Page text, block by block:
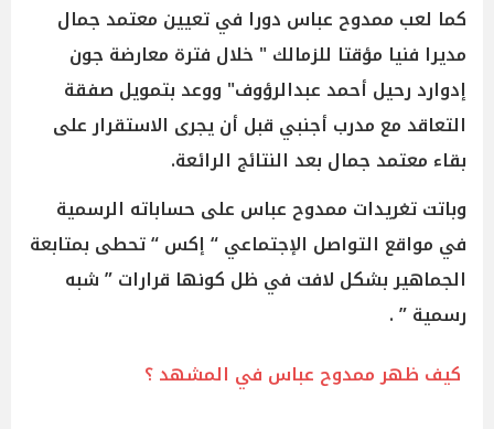
كما لعب ممدوح عباس دورا في تعيين معتمد جمال
مديرا فنيا مؤقتا للزمالك " خلال فترة معارضة جون
إدوارد رحيل أحمد عبدالرؤوف" ووعد بتمويل صفقة
التعاقد مع مدرب أجنبي قبل أن يجرى الاستقرار على
بقاء معتمد جمال بعد النتائج الرائعة.
وباتت تغريدات ممدوح عباس على حساباته الرسمية
في مواقع التواصل الإجتماعي “ إكس “ تحطى بمتابعة
الجماهير بشكل لافت في ظل كونها قرارات ” شبه
رسمية ” .
كيف ظهر ممدوح عباس في المشهد ؟